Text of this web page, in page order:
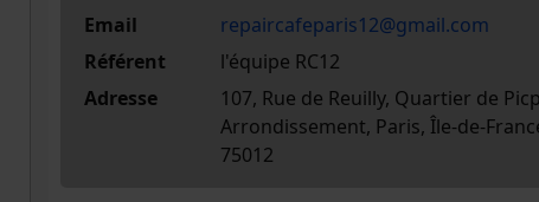
Email
repaircafeparis12@gmail.com
Référent
l'équipe RC12
Adresse
107, Rue de Reuilly, Quartier de
Arrondissement, Paris, Île-de-
75012